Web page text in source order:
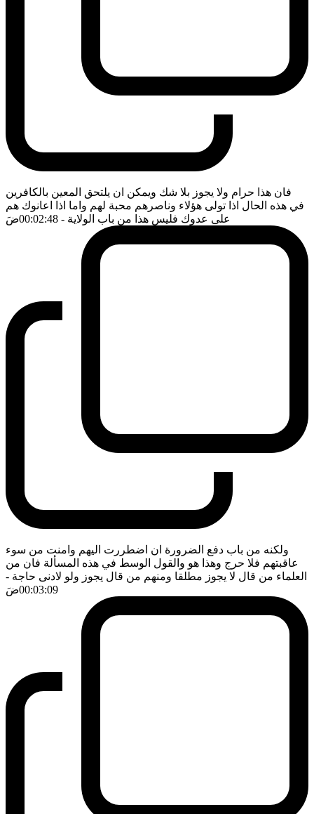
فان هذا حرام ولا يجوز بلا شك ويمكن ان يلتحق المعين بالكافرين
في هذه الحال اذا تولى هؤلاء وناصرهم محبة لهم واما اذا اعانوك هم
على عدوك فليس هذا من باب الولاية - 00:02:48 ضَ
ولكنه من باب دفع الضرورة ان اضطررت اليهم وامنت من سوء
عاقبتهم فلا حرج وهذا هو والقول الوسط في هذه المسألة فان من
العلماء من قال لا يجوز مطلقا ومنهم من قال يجوز ولو لادنى حاجة -
00:03:09ضَ